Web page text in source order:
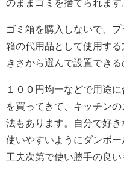
のままゴミを捨てられます
ゴミ箱を購入しないで、
箱の代用品として使用す
きさから選んで設置できる
１００円均一などで用途
を買ってきて、キッチン
法もあります。自分で好き
使いやすいようにダンボー
工夫次第で使い勝手の良い